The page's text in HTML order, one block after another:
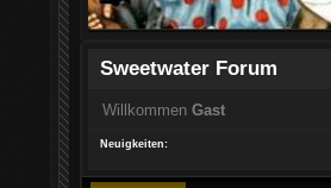
Sweetwater Forum
Willkommen Gast
Neuigkeiten: